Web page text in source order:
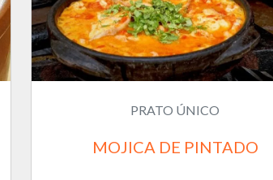
PRATO ÚNICO
MOJICA DE PINTADO